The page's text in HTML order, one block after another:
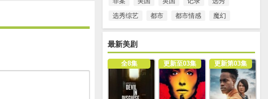
选秀综艺
都市 都市情感 魔幻
最新美剧
全8集 更新至03集 更新第03集